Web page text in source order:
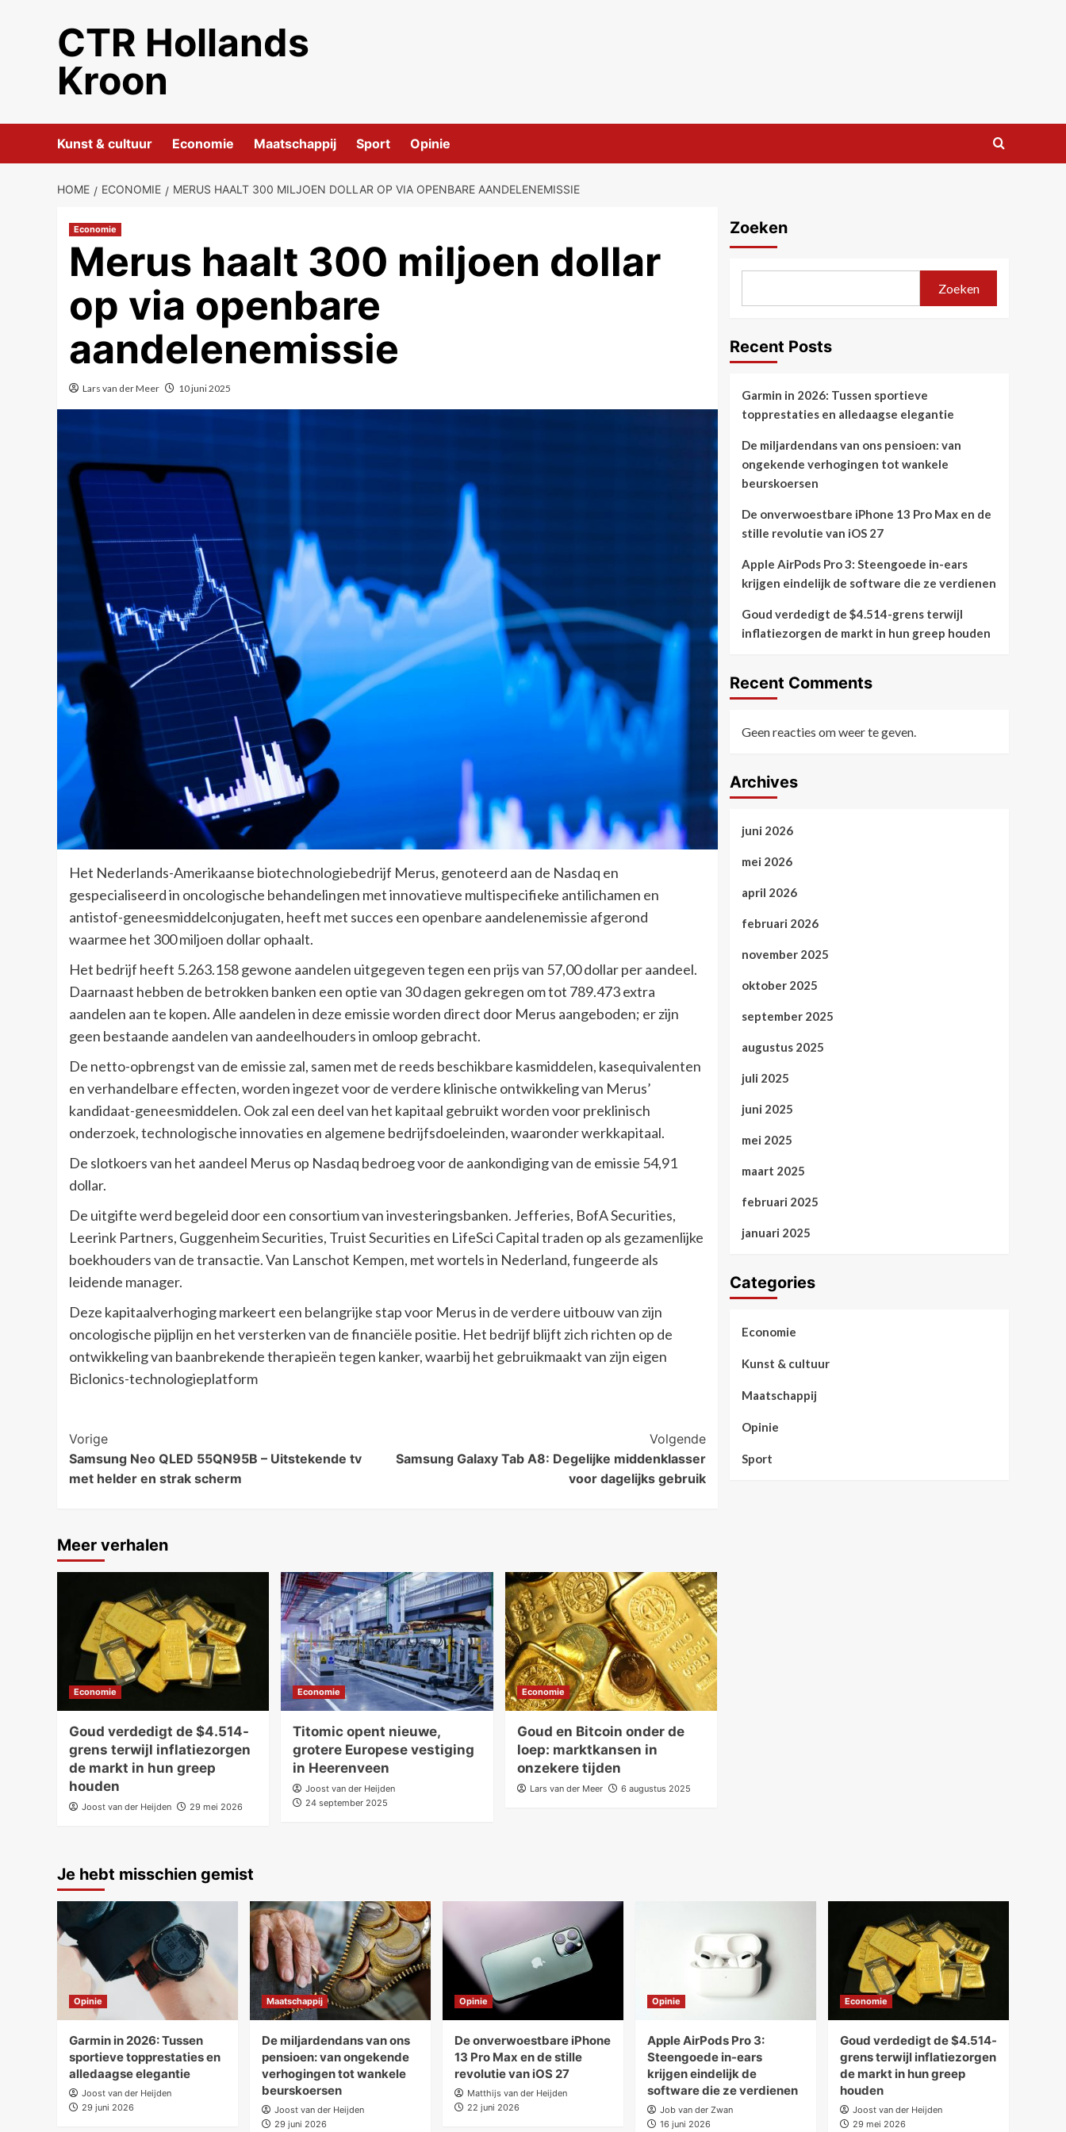
CTR Hollands
Kroon
Kunst & cultuur Economie Maatschappij Sport Opinie
HOME ECONOMIE MERUS HAALT 300 MILJOEN DOLLAR OP VIA OPENBARE AANDELENEMISSIE
Economie
Merus haalt 300 miljoen dollar
op via openbare
aandelenemissie
Lars van der Meer 10 juni 2025
Het Nederlands-Amerikaanse biotechnologiebedrijf Merus, genoteerd aan de Nasdaq en
gespecialiseerd in oncologische behandelingen met innovatieve multispecifieke antilichamen en
antistof-geneesmiddelconjugaten, heeft met succes een openbare aandelenemissie afgerond
waarmee het 300 miljoen dollar ophaalt.
Het bedrijf heeft 5.263.158 gewone aandelen uitgegeven tegen een prijs van 57,00 dollar per aandeel.
Daarnaast hebben de betrokken banken een optie van 30 dagen gekregen om tot 789.473 extra
aandelen aan te kopen. Alle aandelen in deze emissie worden direct door Merus aangeboden; er zijn
geen bestaande aandelen van aandeelhouders in omloop gebracht.
De netto-opbrengst van de emissie zal, samen met de reeds beschikbare kasmiddelen, kasequivalenten
en verhandelbare effecten, worden ingezet voor de verdere klinische ontwikkeling van Merus’
kandidaat-geneesmiddelen. Ook zal een deel van het kapitaal gebruikt worden voor preklinisch
onderzoek, technologische innovaties en algemene bedrijfsdoeleinden, waaronder werkkapitaal.
De slotkoers van het aandeel Merus op Nasdaq bedroeg voor de aankondiging van de emissie 54,91
dollar.
De uitgifte werd begeleid door een consortium van investeringsbanken. Jefferies, BofA Securities,
Leerink Partners, Guggenheim Securities, Truist Securities en LifeSci Capital traden op als gezamenlijke
boekhouders van de transactie. Van Lanschot Kempen, met wortels in Nederland, fungeerde als
leidende manager.
Deze kapitaalverhoging markeert een belangrijke stap voor Merus in de verdere uitbouw van zijn
oncologische pijplijn en het versterken van de financiële positie. Het bedrijf blijft zich richten op de
ontwikkeling van baanbrekende therapieën tegen kanker, waarbij het gebruikmaakt van zijn eigen
Biclonics-technologieplatform
Bericht
navigatie
Vorige
Samsung Neo QLED 55QN95B – Uitstekende tv
met helder en strak scherm
Volgende
Samsung Galaxy Tab A8: Degelijke middenklasser
voor dagelijks gebruik
Meer verhalen
Economie
Goud verdedigt de $4.514-
grens terwijl inflatiezorgen
de markt in hun greep
houden
Joost van der Heijden 29 mei 2026
Economie
Titomic opent nieuwe,
grotere Europese vestiging
in Heerenveen
Joost van der Heijden
24 september 2025
Economie
Goud en Bitcoin onder de
loep: marktkansen in
onzekere tijden
Lars van der Meer 6 augustus 2025
Zoeken
Zoeken
Recent Posts
Garmin in 2026: Tussen sportieve
topprestaties en alledaagse elegantie
De miljardendans van ons pensioen: van
ongekende verhogingen tot wankele
beurskoersen
De onverwoestbare iPhone 13 Pro Max en de
stille revolutie van iOS 27
Apple AirPods Pro 3: Steengoede in-ears
krijgen eindelijk de software die ze verdienen
Goud verdedigt de $4.514-grens terwijl
inflatiezorgen de markt in hun greep houden
Recent Comments
Geen reacties om weer te geven.
Archives
juni 2026
mei 2026
april 2026
februari 2026
november 2025
oktober 2025
september 2025
augustus 2025
juli 2025
juni 2025
mei 2025
maart 2025
februari 2025
januari 2025
Categories
Economie
Kunst & cultuur
Maatschappij
Opinie
Sport
Je hebt misschien gemist
Opinie
Garmin in 2026: Tussen
sportieve topprestaties en
alledaagse elegantie
Joost van der Heijden
29 juni 2026
Maatschappij
De miljardendans van ons
pensioen: van ongekende
verhogingen tot wankele
beurskoersen
Joost van der Heijden
29 juni 2026
Opinie
De onverwoestbare iPhone
13 Pro Max en de stille
revolutie van iOS 27
Matthijs van der Heijden
22 juni 2026
Opinie
Apple AirPods Pro 3:
Steengoede in-ears
krijgen eindelijk de
software die ze verdienen
Job van der Zwan
16 juni 2026
Economie
Goud verdedigt de $4.514-
grens terwijl inflatiezorgen
de markt in hun greep
houden
Joost van der Heijden
29 mei 2026